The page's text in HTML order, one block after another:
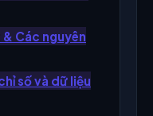
Các nguyên
số và dữ liệu